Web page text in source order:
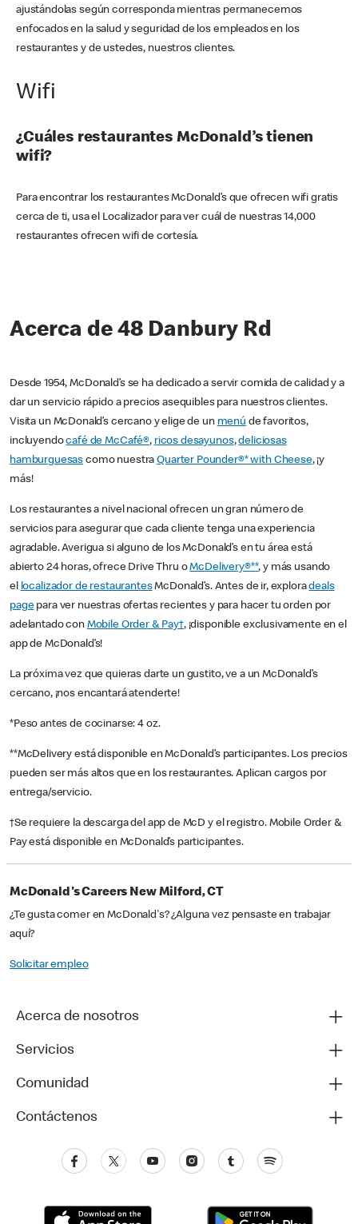
ajustándolas según corresponda mientras permanecemos
enfocados en la salud y seguridad de los empleados en los
restaurantes y de ustedes, nuestros clientes.
Wifi
¿Cuáles restaurantes McDonald’s tienen
wifi?
Para encontrar los restaurantes McDonald’s que ofrecen wifi gratis
cerca de ti, usa el Localizador para ver cuál de nuestras 14,000
restaurantes ofrecen wifi de cortesía.
Acerca de 48 Danbury Rd
Desde 1954, McDonald’s se ha dedicado a servir comida de calidad y a
dar un servicio rápido a precios asequibles para nuestros clientes.
Visita un McDonald’s cercano y elige de un menú de favoritos,
incluyendocafé de McCafé®, ricos desayunos,deliciosas
hamburguesas como nuestraQuarter Pounder®* with Cheese, ¡y
más!
Los restaurantes a nivel nacional ofrecen un gran número de
servicios para asegurar que cada cliente tenga una experiencia
agradable. Averigua si alguno de los McDonald’s en tu área está
abierto 24 horas, ofrece Drive Thru oMcDelivery®**, y más usando
el localizador de restaurantesMcDonald’s. Antes de ir, exploradeals
pagepara ver nuestras ofertas recientes y para hacer tu orden por
adelantado con Mobile Order & Pay†, ¡disponible exclusivamente en el
app de McDonald’s!
La próxima vez que quieras darte un gustito, ve a un McDonald’s
cercano, ¡nos encantará atenderte!
*Peso antes de cocinarse: 4 oz.
**McDelivery está disponible en McDonald’s participantes. Los precios
pueden ser más altos que en los restaurantes. Aplican cargos por
entrega/servicio.
†Se requiere la descarga del app de McD y el registro. Mobile Order &
Pay está disponible en McDonald’s participantes.
McDonald's Careers New Milford, CT
¿Te gusta comer en McDonald's? ¿Alguna vez pensaste en trabajar
aquí?
Solicitar empleo
Acerca de nosotros
Servicios
Comunidad
Contáctenos